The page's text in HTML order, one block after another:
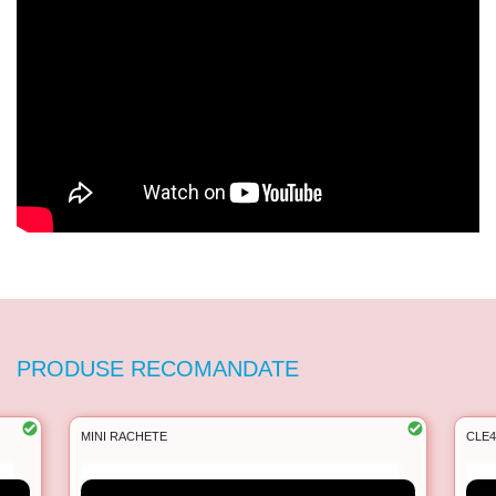
PRODUSE RECOMANDATE